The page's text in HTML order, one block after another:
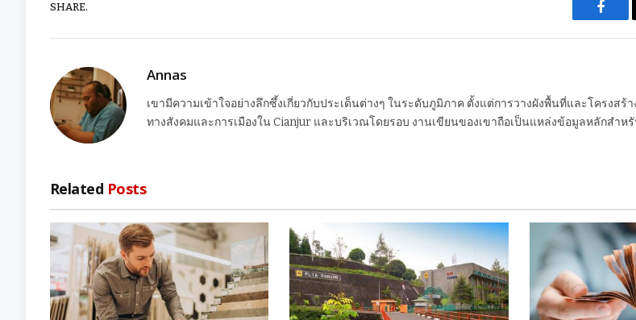
SHARE.
Annas
เขามีความเข้าใจอย่างลึกซึ้งเกี่ยวกับประเด็นต่างๆ ในระดับภูมิภาค ตั้งแต่การวางผังพื้นที่และโครงสร้
ทางสังคมและการเมืองใน Cianjur และบริเวณโดยรอบ งานเขียนของเขาถือเป็นแหล่งข้อมูลหลักสำห
Related Posts